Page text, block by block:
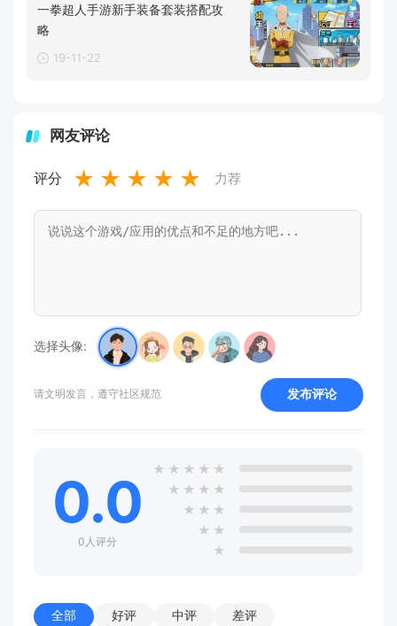
一拳超人手游新手装备套装搭配攻
略
19-11-22
网友评论
评分 ★ ★ ★ ★ ★ 力荐
选择头像:
请文明发言，遵守社区规范 发布评论
0.0
0人评分
★ ★ ★ ★ ★
★ ★ ★ ★
★ ★ ★
★ ★
★
全部 好评 中评 差评